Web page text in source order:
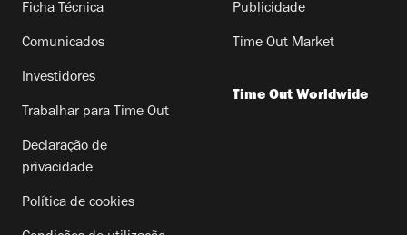
Ficha Técnica
Comunicados
Investidores
Trabalhar para Time Out
Declaração de
privacidade
Política de cookies
Publicidade
Time Out Market
Time Out Worldwide